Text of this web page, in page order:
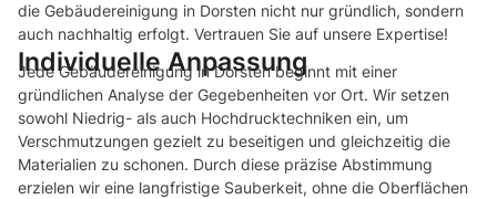
die Gebäudereinigung in Dorsten nicht nur gründlich, sondern
auch nachhaltig erfolgt. Vertrauen Sie auf unsere Expertise!
Individuelle Anpassung
Jede Gebäudereinigung in Dorsten beginnt mit einer
gründlichen Analyse der Gegebenheiten vor Ort. Wir setzen
sowohl Niedrig- als auch Hochdrucktechniken ein, um
Verschmutzungen gezielt zu beseitigen und gleichzeitig die
Materialien zu schonen. Durch diese präzise Abstimmung
erzielen wir eine langfristige Sauberkeit, ohne die Oberflächen